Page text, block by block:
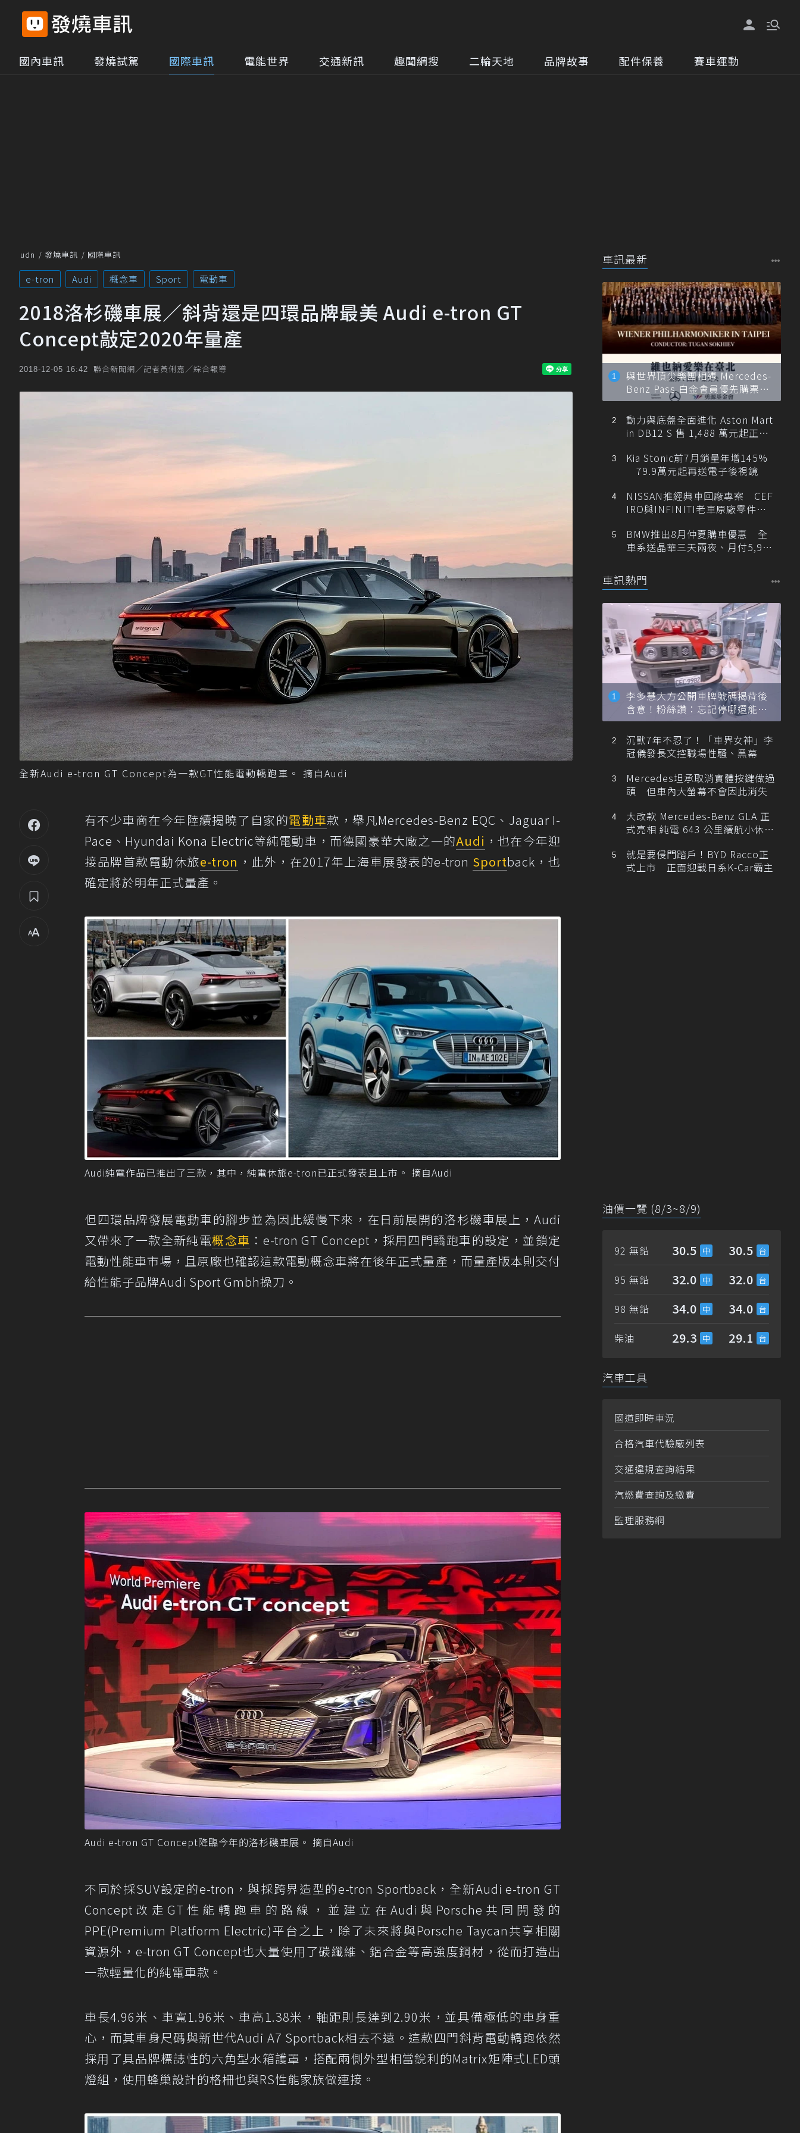
國內車訊 發燒試駕 國際車訊 電能世界 交通新訊 趣聞網搜 二輪天地 品牌故事 配件保養 賽車運動
udn 發燒車訊 國際車訊
e-tron Audi 概念車 Sport 電動車
2018洛杉磯車展／斜背還是四環品牌最美 Audi e-tron GT
Concept敲定2020年量產
2018-12-05 16:42 聯合新聞網／記者黃俐嘉／綜合報導
全新Audi e-tron GT Concept為一款GT性能電動轎跑車。 摘自Audi
有不少車商在今年陸續揭曉了自家的電動車款，舉凡Mercedes-Benz EQC、Jaguar I-
Pace、Hyundai Kona Electric等純電動車，而德國豪華大廠之一的Audi ，也在今年迎
接品牌首款電動休旅e-tron ，此外，在2017年上海車展發表的e-tron Sportback，也
確定將於明年正式量產。
Audi純電作品已推出了三款，其中，純電休旅e-tron已正式發表且上市。 摘自Audi
但四環品牌發展電動車的腳步並為因此緩慢下來，在日前展開的洛杉磯車展上，Audi
又帶來了一款全新純電概念車 ：e-tron GT Concept，採用四門轎跑車的設定，並鎖定
電動性能車市場，且原廠也確認這款電動概念車將在後年正式量產，而量產版本則交付
給性能子品牌Audi Sport Gmbh操刀。
Audi e-tron GT Concept降臨今年的洛杉磯車展。 摘自Audi
不同於採SUV設定的e-tron，與採跨界造型的e-tron Sportback，全新Audi e-tron GT
Concept改走GT性能轎跑車的路線，並建立在Audi與Porsche共同開發的
PPE(Premium Platform Electric)平台之上，除了未來將與Porsche Taycan共享相關
資源外，e-tron GT Concept也大量使用了碳纖維、鋁合金等高強度鋼材，從而打造出
一款輕量化的純電車款。
車長4.96米、車寬1.96米、車高1.38米，軸距則長達到2.90米，並具備極低的車身重
心，而其車身尺碼與新世代Audi A7 Sportback相去不遠。這款四門斜背電動轎跑依然
採用了具品牌標誌性的六角型水箱護罩，搭配兩側外型相當銳利的Matrix矩陣式LED頭
燈組，使用蜂巢設計的格柵也與RS性能家族做連接。
車訊最新
與世界頂尖樂團相遇 Mercedes-
Benz Pass 白金會員優先購票維
也納愛樂
動力與底盤全面進化 Aston Mart
in DB12 S 售 1,488 萬元起正式
Kia Stonic前7月銷量年增145%
79.9萬元起再送電子後視鏡
NISSAN推經典車回廠專案 CEF
IRO與INFINITI老車原廠零件最
BMW推出8月仲夏購車優惠 全
車系送晶華三天兩夜、月付5,900
車訊熱門
李多慧大方公開車牌號碼揭背後
含意！粉絲讚：忘記停哪還能幫
忙找車
沉默7年不忍了！「車界女神」李
冠儀發長文控職場性騷、黑幕
Mercedes坦承取消實體按鍵做過
頭 但車內大螢幕不會因此消失
大改款 Mercedes-Benz GLA 正
式亮相 純電 643 公里續航小休
就是要侵門踏戶！BYD Racco正
式上市 正面迎戰日系K-Car霸主
油價一覽 (8/3~8/9)
92 無鉛 30.5 30.5
95 無鉛 32.0 32.0
98 無鉛 34.0 34.0
柴油 29.3 29.1
汽車工具
國道即時車況
合格汽車代驗廠列表
交通違規查詢結果
汽燃費查詢及繳費
監理服務網